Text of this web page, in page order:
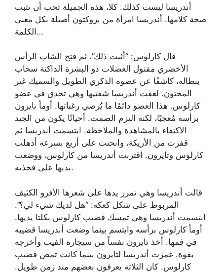
أندريسا ليست كذلك. كلا، هذه الجميلة تحب أن تثبت
صحة كلامها. أندريسا امرأة من بروكتون أصيلة بكل معنى
الكلمة…
قال كارلوس: “أثبت ذلك”. ثم فتح الشاب الرأس
الأخضري مفتول العضلات ذو البشرة الداكنة سحاب
بنطاله، كاشفًا عن عضوه الذكري الطويل والسميك غير
المختون. لعقت أندريسا شفتيها وهي تحدق في عضو
كارلوس. هذا العضو دائمًا ما يُرضي رغباتها. أومأ تايرون
برأسه مُعجبًا، لكنه التزم الصمت. أحيانًا يكون من الجيد
الاكتفاء بالمشاهدة والملاحظة. ابتسمت أندريسا ثم
قفزت من الأريكة، وانحنت على أربع بسرعة أذهلت
كارلوس وتايرون. اقتربت أندريسا من كارلوس، ووضعت
يديها على فخذيه.
قالت أندريسا وهي تمرر يدها على شعرها الأفرو الكثيف
المربوط على شكل كعكة: “هل لديك شيء لي؟”.
ابتسمت أندريسا وهي تمسك قضيب كارلوس بكلتا يديها.
أومأ كارلوس برأسه وابتسم بينما وضعت أندريسا قضيبه
في فمها. أخذ تايرون نفساً من سيجارة الفيب وأخرجه
بقوة. غمزت أندريسا لتايرون بينما كانت تمص قضيب
كارلوس. كان الثلاثة يعرفون بعضهم منذ زمن طويل.